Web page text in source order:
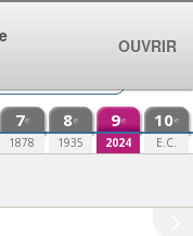
7e
1878
8e
1935
9e
2024
10e
E.C.
OUVRIR